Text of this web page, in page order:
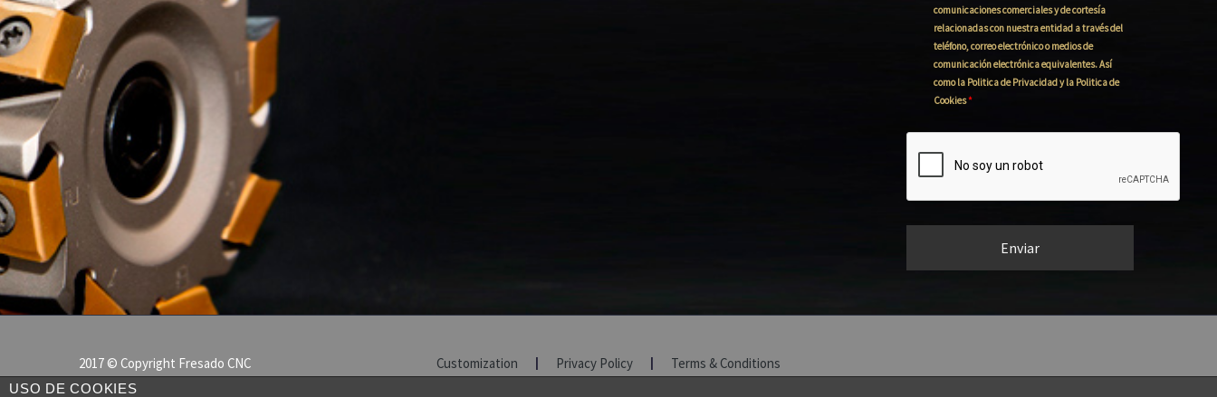
comunicaciones comerciales y de cortesía
relacionadas con nuestra entidad a través del
teléfono, correo electrónico o medios de
comunicación electrónica equivalentes. Así
como la Politica de Privacidad y la Politica de
Cookies*
Customization Privacy Policy Terms & Conditions
2017 © Copyright Fresado CNC
Politica de Cookies
USO DE COOKIES